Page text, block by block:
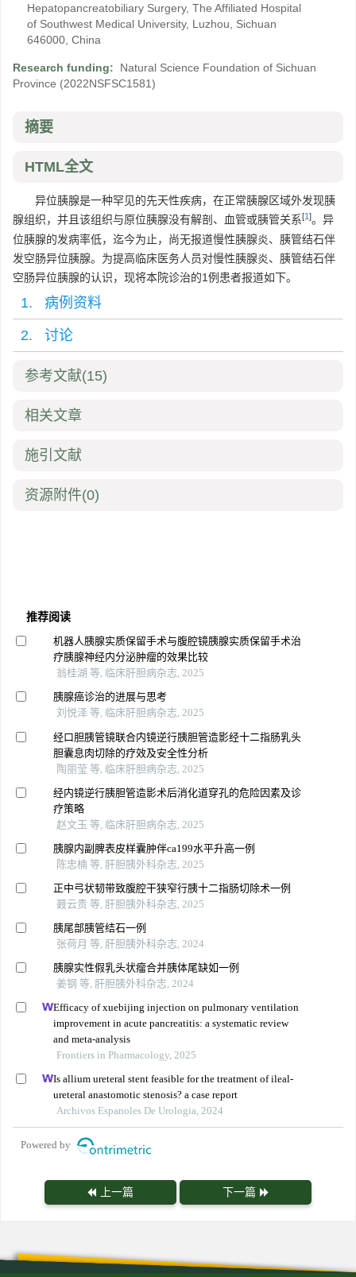
Hepatopancreatobiliary Surgery, The Affiliated Hospital
of Southwest Medical University, Luzhou, Sichuan
646000, China
Research funding:
Natural Science Foundation of Sichuan
Province (2022NSFSC1581)
摘要
HTML全文
异位胰腺是一种罕见的先天性疾病，在正常胰腺区域外发现胰
腺组织，并且该组织与原位胰腺没有解剖、血管或胰管关系[1]。异
位胰腺的发病率低，迄今为止，尚无报道慢性胰腺炎、胰管结石伴
发空肠异位胰腺。为提高临床医务人员对慢性胰腺炎、胰管结石伴
空肠异位胰腺的认识，现将本院诊治的1例患者报道如下。
1. 病例资料
2. 讨论
参考文献(15)
相关文章
施引文献
资源附件(0)
推荐阅读
机器人胰腺实质保留手术与腹腔镜胰腺实质保留手术治
疗胰腺神经内分泌肿瘤的效果比较
翁桂湖 等, 临床肝胆病杂志, 2025
胰腺癌诊治的进展与思考
刘悦泽 等, 临床肝胆病杂志, 2025
经口胆胰管镜联合内镜逆行胰胆管造影经十二指肠乳头
胆囊息肉切除的疗效及安全性分析
陶丽莹 等, 临床肝胆病杂志, 2025
经内镜逆行胰胆管造影术后消化道穿孔的危险因素及诊
疗策略
赵文玉 等, 临床肝胆病杂志, 2025
胰腺内副脾表皮样囊肿伴ca199水平升高一例
陈忠楠 等, 肝胆胰外科杂志, 2025
正中弓状韧带致腹腔干狭窄行胰十二指肠切除术一例
聂云贵 等, 肝胆胰外科杂志, 2025
胰尾部胰管结石一例
张荷月 等, 肝胆胰外科杂志, 2024
胰腺实性假乳头状瘤合并胰体尾缺如一例
姜钢 等, 肝胆胰外科杂志, 2024
Efficacy of xuebijing injection on pulmonary ventilation
improvement in acute pancreatitis: a systematic review
and meta-analysis
Frontiers in Pharmacology, 2025
Is allium ureteral stent feasible for the treatment of ileal-
ureteral anastomotic stenosis? a case report
Archivos Espanoles De Urologia, 2024
Powered by
上一篇 下一篇